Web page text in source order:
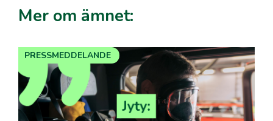
Mer om ämnet:
PRESSMEDDELANDE